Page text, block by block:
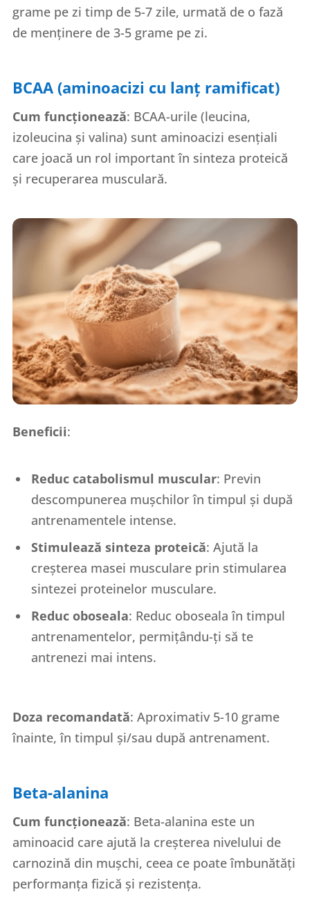
grame pe zi timp de 5-7 zile, urmată de o fază
de menținere de 3-5 grame pe zi.
BCAA (aminoacizi cu lanț ramificat)
Cum funcționează: BCAA-urile (leucina,
izoleucina și valina) sunt aminoacizi esențiali
care joacă un rol important în sinteza proteică
și recuperarea musculară.
Beneficii:
Reduc catabolismul muscular: Previn
descompunerea mușchilor în timpul și după
antrenamentele intense.
Stimulează sinteza proteică: Ajută la
creșterea masei musculare prin stimularea
sintezei proteinelor musculare.
Reduc oboseala: Reduc oboseala în timpul
antrenamentelor, permițându-ți să te
antrenezi mai intens.
Doza recomandată: Aproximativ 5-10 grame
înainte, în timpul și/sau după antrenament.
Beta-alanina
Cum funcționează: Beta-alanina este un
aminoacid care ajută la creșterea nivelului de
carnozină din mușchi, ceea ce poate îmbunătăți
performanța fizică și rezistența.